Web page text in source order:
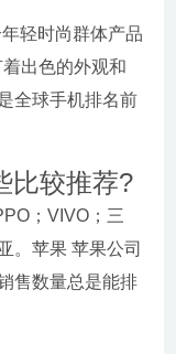
轻时尚群体产品
出色的外观和
全球手机排名前
比较推荐?
；VIVO；三
。苹果 苹果公司
售数量总是能排